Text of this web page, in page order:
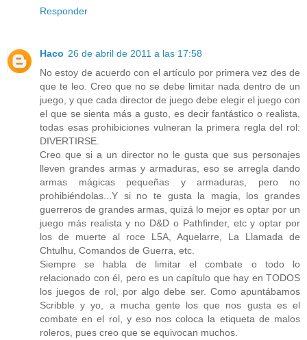
Responder
Haco 26 de abril de 2011 a las 17:58
No estoy de acuerdo con el artículo por primera vez des de
que te leo. Creo que no se debe limitar nada dentro de un
juego, y que cada director de juego debe elegir el juego con
el que se sienta más a gusto, es decir fantástico o realista,
todas esas prohibiciones vulneran la primera regla del rol:
DIVERTIRSE.
Creo que si a un director no le gusta que sus personajes
lleven grandes armas y armaduras, eso se arregla dando
armas mágicas pequeñas y armaduras, pero no
prohibiéndolas...Y si no te gusta la magia, los grandes
guerreros de grandes armas, quizá lo mejor es optar por un
juego más realista y no D&D o Pathfinder, etc y optar por
los de muerte al roce L5A, Aquelarre, La Llamada de
Chtulhu, Comandos de Guerra, etc.
Siempre se habla de limitar el combate o todo lo
relacionado con él, pero es un capítulo que hay en TODOS
los juegos de rol, por algo debe ser. Como apuntábamos
Scribble y yo, a mucha gente los que nos gusta es el
combate en el rol, y eso nos coloca la etiqueta de malos
roleros, pues creo que se equivocan muchos.